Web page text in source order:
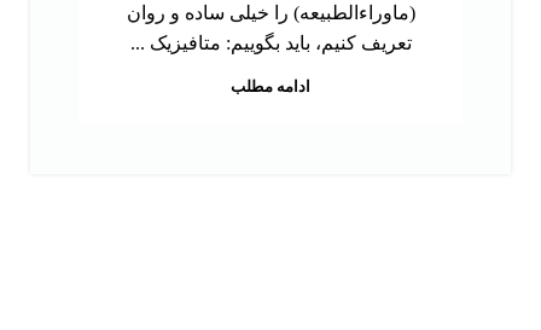
(ماوراءالطبیعه) را خیلی ساده و روان
تعریف کنیم، باید بگوییم: متافیزیک ...
ادامه مطلب